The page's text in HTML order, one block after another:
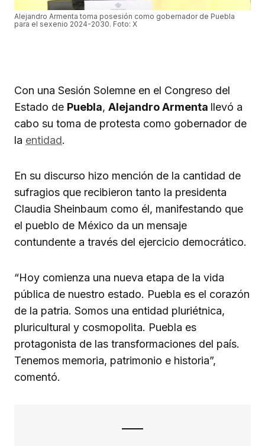
Alejandro Armenta toma posesión como gobernador de Puebla
para el sexenio 2024-2030. Foto: X
Con una Sesión Solemne en el Congreso del
Estado de Puebla, Alejandro Armenta llevó a
cabo su toma de protesta como gobernador de
la entidad.
En su discurso hizo mención de la cantidad de
sufragios que recibieron tanto la presidenta
Claudia Sheinbaum como él, manifestando que
el pueblo de México da un mensaje
contundente a través del ejercicio democrático.
“Hoy comienza una nueva etapa de la vida
pública de nuestro estado. Puebla es el corazón
de la patria. Somos una entidad pluriétnica,
pluricultural y cosmopolita. Puebla es
protagonista de las transformaciones del país.
Tenemos memoria, patrimonio e historia”,
comentó.